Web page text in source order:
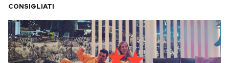
CONSIGLIATI